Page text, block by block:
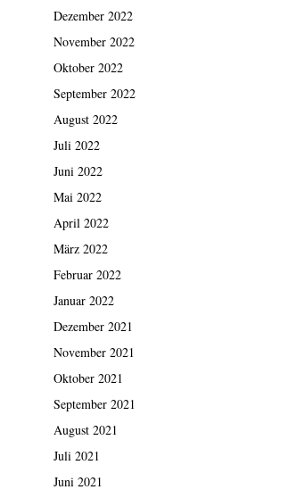
Dezember 2022
November 2022
Oktober 2022
September 2022
August 2022
Juli 2022
Juni 2022
Mai 2022
April 2022
März 2022
Februar 2022
Januar 2022
Dezember 2021
November 2021
Oktober 2021
September 2021
August 2021
Juli 2021
Juni 2021